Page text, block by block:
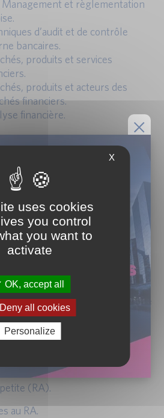
Management et règlementation
d’audit et de contrôle
bancaires.
produits et services
produits et acteurs des
financiers.
financière.
RISK APPETITE
risk tolerance, risk
au risque : capital,
conformité, etc.
le profil de risque cible et le cadre
DU CADRE
SUIVI DES INDICATEURS
(RA).
au RA.
X
uses cookies
you control
you want to
activate
OK, accept all
Deny all cookies
Personalize